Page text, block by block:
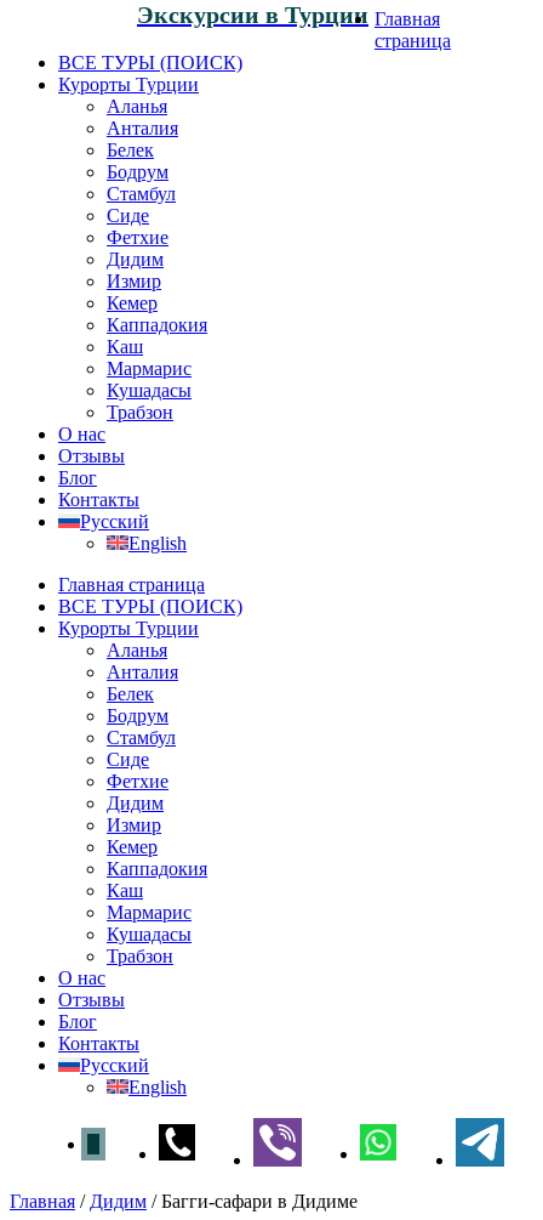
Экскурсии в Турции Главная
страница
ВСЕ ТУРЫ (ПОИСК)
Курорты Турции
Аланья
Анталия
Белек
Бодрум
Стамбул
Сиде
Фетхие
Дидим
Измир
Кемер
Каппадокия
Каш
Мармарис
Кушадасы
Трабзон
О нас
Отзывы
Блог
Контакты
Русский
English
Главная страница
ВСЕ ТУРЫ (ПОИСК)
Курорты Турции
Аланья
Анталия
Белек
Бодрум
Стамбул
Сиде
Фетхие
Дидим
Измир
Кемер
Каппадокия
Каш
Мармарис
Кушадасы
Трабзон
О нас
Отзывы
Блог
Контакты
Русский
English
Главная / Дидим /Багги-сафари в Дидиме